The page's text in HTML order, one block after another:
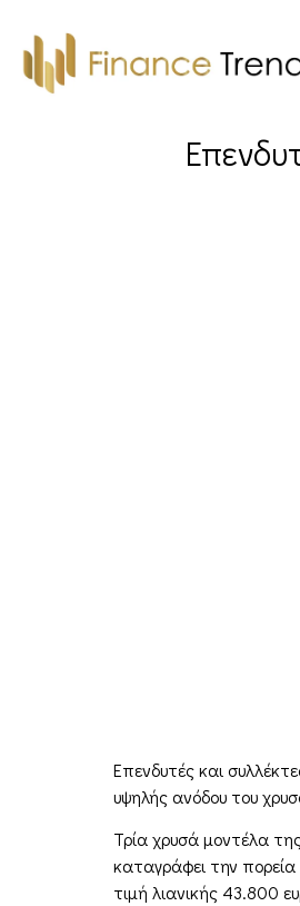
Επενδυτές και
υψηλής ανόδου του
Τρία χρυσά μοντέλα
καταγράφει την
τιμή λιανικής 43.800